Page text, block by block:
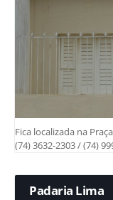
Fica localizada na
(74) 3632-2303 / (74)
Padaria Lima